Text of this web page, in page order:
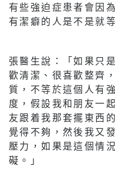
有些強迫症患者會因
有潔癖的人是不是就
張醫生說：「如果只
歡清潔、很喜歡整齊
質，不等於這個人有
度，假設我和朋友一
友跟着我那套擺東西
覺得不夠，然後我又
壓力，如果是這個情
礙。」